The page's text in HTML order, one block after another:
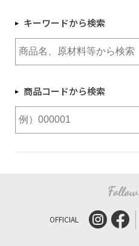
キーワードから検索
商品コードから検索
OFFICIAL